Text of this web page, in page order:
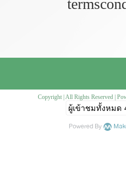
Copyright | All Rights Reserved |
ผู้เข้าชมทั้งหมด
Powered By